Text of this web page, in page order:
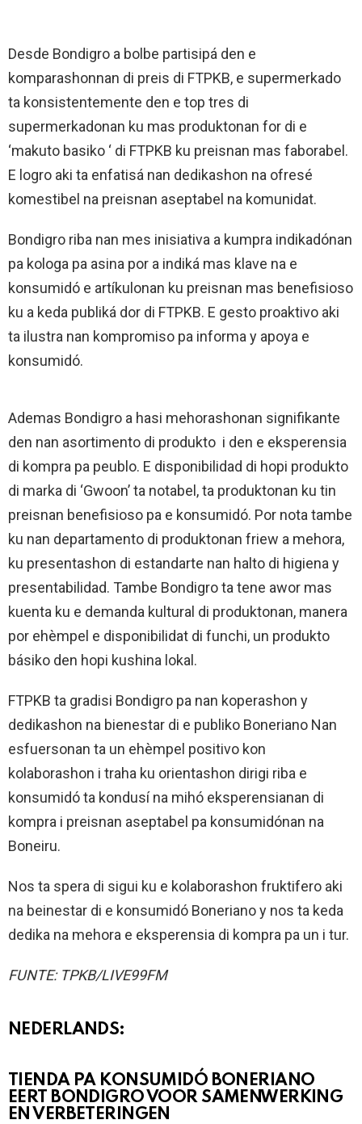
Desde Bondigro a bolbe partisipá den e
komparashonnan di preis di FTPKB, e supermerkado
ta konsistentemente den e top tres di
supermerkadonan ku mas produktonan for di e
‘makuto basiko ‘ di FTPKB ku preisnan mas faborabel.
E logro aki ta enfatisá nan dedikashon na ofresé
komestibel na preisnan aseptabel na komunidat.
Bondigro riba nan mes inisiativa a kumpra indikadónan
pa kologa pa asina por a indiká mas klave na e
konsumidó e artíkulonan ku preisnan mas benefisioso
ku a keda publiká dor di FTPKB. E gesto proaktivo aki
ta ilustra nan kompromiso pa informa y apoya e
konsumidó.
Ademas Bondigro a hasi mehorashonan signifikante
den nan asortimento di produkto i den e eksperensia
di kompra pa peublo. E disponibilidad di hopi produkto
di marka di ‘Gwoon’ ta notabel, ta produktonan ku tin
preisnan benefisioso pa e konsumidó. Por nota tambe
ku nan departamento di produktonan friew a mehora,
ku presentashon di estandarte nan halto di higiena y
presentabilidad. Tambe Bondigro ta tene awor mas
kuenta ku e demanda kultural di produktonan, manera
por ehèmpel e disponibilidat di funchi, un produkto
básiko den hopi kushina lokal.
FTPKB ta gradisi Bondigro pa nan koperashon y
dedikashon na bienestar di e publiko Boneriano Nan
esfuersonan ta un ehèmpel positivo kon
kolaborashon i traha ku orientashon dirigi riba e
konsumidó ta kondusí na mihó eksperensianan di
kompra i preisnan aseptabel pa konsumidónan na
Boneiru.
Nos ta spera di sigui ku e kolaborashon fruktifero aki
na beinestar di e konsumidó Boneriano y nos ta keda
dedika na mehora e eksperensia di kompra pa un i tur.
FUNTE: TPKB/LIVE99FM
NEDERLANDS:
TIENDA PA KONSUMIDÓ BONERIANO
EERT BONDIGRO VOOR SAMENWERKING
EN VERBETERINGEN